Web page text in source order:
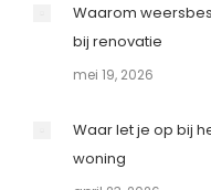
Waarom
bij renovatie
mei 19, 2026
Waar let je op bij
woning